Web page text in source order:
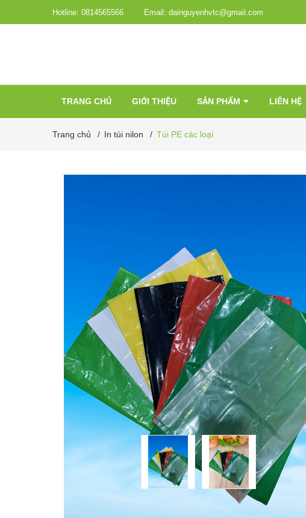
Hotline: 0814565566 Email: dainguyenhvtc@gmail.com
TRANG CHỦ GIỚI THIỆU SẢN PHẨM LIÊN HỆ
Trang chủ / In túi nilon / Túi PE các loại